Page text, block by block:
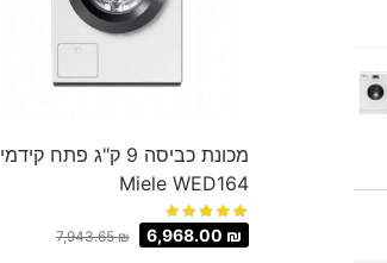
מכונת כביסה 9 ק"ג פתח קידמי
Miele WED164
7,943.65₪ 6,968.00 ₪